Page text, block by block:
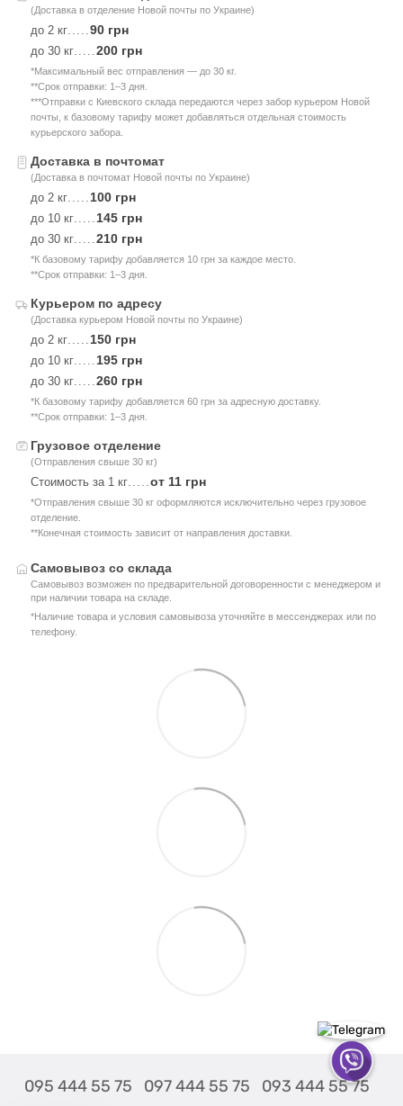
(Доставка в отделение Новой почты по Украине)
до 2 кг 90 грн
до 30 кг 200 грн
*Максимальный вес отправления — до 30 кг.
**Срок отправки: 1–3 дня.
***Отправки с Киевского склада передаются через забор курьером Новой
почты, к базовому тарифу может добавляться отдельная стоимость
курьерского забора.
Доставка в почтомат
(Доставка в почтомат Новой почты по Украине)
до 2 кг 100 грн
до 10 кг 145 грн
до 30 кг 210 грн
*К базовому тарифу добавляется 10 грн за каждое место.
**Срок отправки: 1–3 дня.
Курьером по адресу
(Доставка курьером Новой почты по Украине)
до 2 кг 150 грн
до 10 кг 195 грн
до 30 кг 260 грн
*К базовому тарифу добавляется 60 грн за адресную доставку.
**Срок отправки: 1–3 дня.
Грузовое отделение
(Отправления свыше 30 кг)
Стоимость за 1 кг от 11 грн
*Отправления свыше 30 кг оформляются исключительно через грузовое
отделение.
**Конечная стоимость зависит от направления доставки.
Самовывоз со склада
Самовывоз возможен по предварительной договоренности с менеджером и
при наличии товара на складе.
*Наличие товара и условия самовывоза уточняйте в мессенджерах или по
телефону.
095 444 55 75 097 444 55 75 093 444 55 75